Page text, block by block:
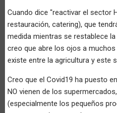
Cuando dice "reactivar el sector
restauración, catering), que
medida mientras se restablece
creo que abre los ojos a
existe entre la agricultura y este
Creo que el Covid19 ha puesto
NO vienen de los
(especialmente los pequeños